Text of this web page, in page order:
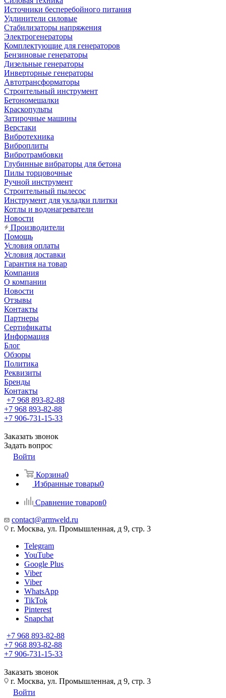
Источники бесперебойного питания
Удлинители силовые
Стабилизаторы напряжения
Электрогенераторы
Комплектующие для генераторов
Бензиновые генераторы
Дизельные генераторы
Инверторные генераторы
Автотрансформаторы
Строительный инструмент
Бетономешалки
Краскопульты
Затирочные машины
Верстаки
Вибротехника
Виброплиты
Вибротрамбовки
Глубинные вибраторы для бетона
Пилы торцовочные
Ручной инструмент
Строительный пылесос
Инструмент для укладки плитки
Котлы и водонагреватели
Новости
Производители
Помощь
Условия оплаты
Условия доставки
Гарантия на товар
Компания
О компании
Новости
Отзывы
Контакты
Партнеры
Сертификаты
Информация
Блог
Обзоры
Политика
Реквизиты
Бренды
Контакты
+7 968 893-82-88
+7 968 893-82-88
+7 906-731-15-33
Заказать звонок
Задать вопрос
Войти
Корзина0
Избранные товары0
Сравнение товаров0
contact@armweld.ru
г. Москва, ул. Промышленная, д 9, стр. 3
Telegram
YouTube
Google Plus
Viber
Viber
WhatsApp
TikTok
Pinterest
Snapchat
+7 968 893-82-88
+7 968 893-82-88
+7 906-731-15-33
Заказать звонок
г. Москва, ул. Промышленная, д 9, стр. 3
Войти